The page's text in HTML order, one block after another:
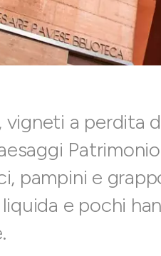
a perdita
pampini e
e pochi